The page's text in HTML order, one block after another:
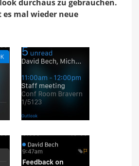
durchaus zu gebrauchen.
es mal wieder neue